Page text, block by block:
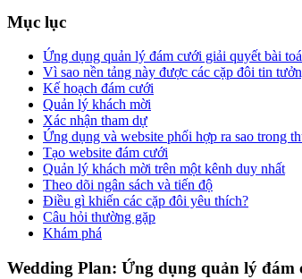
Mục lục
Ứng dụng quản lý đám cưới giải quyết bài
Vì sao nền tảng này được các cặp đôi tin
Kế hoạch đám cưới
Quản lý khách mời
Xác nhận tham dự
Ứng dụng và website phối hợp ra sao trong
Tạo website đám cưới
Quản lý khách mời trên một kênh duy nhất
Theo dõi ngân sách và tiến độ
Điều gì khiến các cặp đôi yêu thích?
Câu hỏi thường gặp
Khám phá
Wedding Plan: Ứng dụng quản lý đám